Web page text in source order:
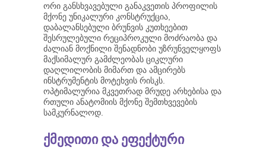
ორი განსხვავებული განაკვეთის პროფილის
მქონე უნიკალური კონსტრუქცია,
დაბალანსებული ბრუნვის კუთხეებით
შესრულებული რეციპროკული მოძრაობა და
ძალიან მოქნილი შენადნობი უზრუნველყოფს
მაქსიმალურ გამძლეობას ციკლური
დაღლილობის მიმართ და ამცირებს
ინსტრუმენტის მოტეხვის რისკს.
ოპტიმალურია მკვეთრად მრუდე არხებისა და
რთული ანატომიის მქონე შემთხვევების
სამკურნალოდ.
ქმედითი და ეფექტური